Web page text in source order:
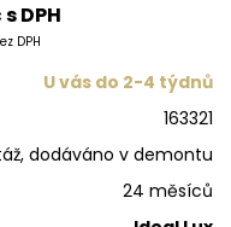
s DPH
DPH
U vás do 2-4 týdnů
163321
dodáváno v demontu
24 měsíců